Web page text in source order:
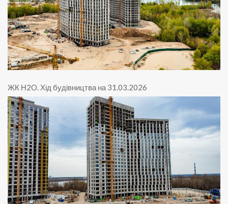
ЖК Н2O Хід будівництва на 31.03.2026